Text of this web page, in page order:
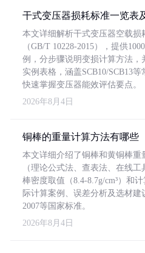
干式变压器损耗标准一览表
本文详细解析干式变压器空载损
（GB/T 10228-2015），提供
例，分步骤说明变损计算方法，
实例表格，涵盖SCB10/SCB13
快速掌握变压器能效评估要点。
2026年8月4日
铜棒的重量计算方法有哪些
本文详细介绍了铜棒和黄铜棒重
（理论公式法、查表法、在线
棒密度取值（8.4-8.7g/cm³）和
际计算案例、误差分析及选材建
2007等国家标准。
2026年8月4日